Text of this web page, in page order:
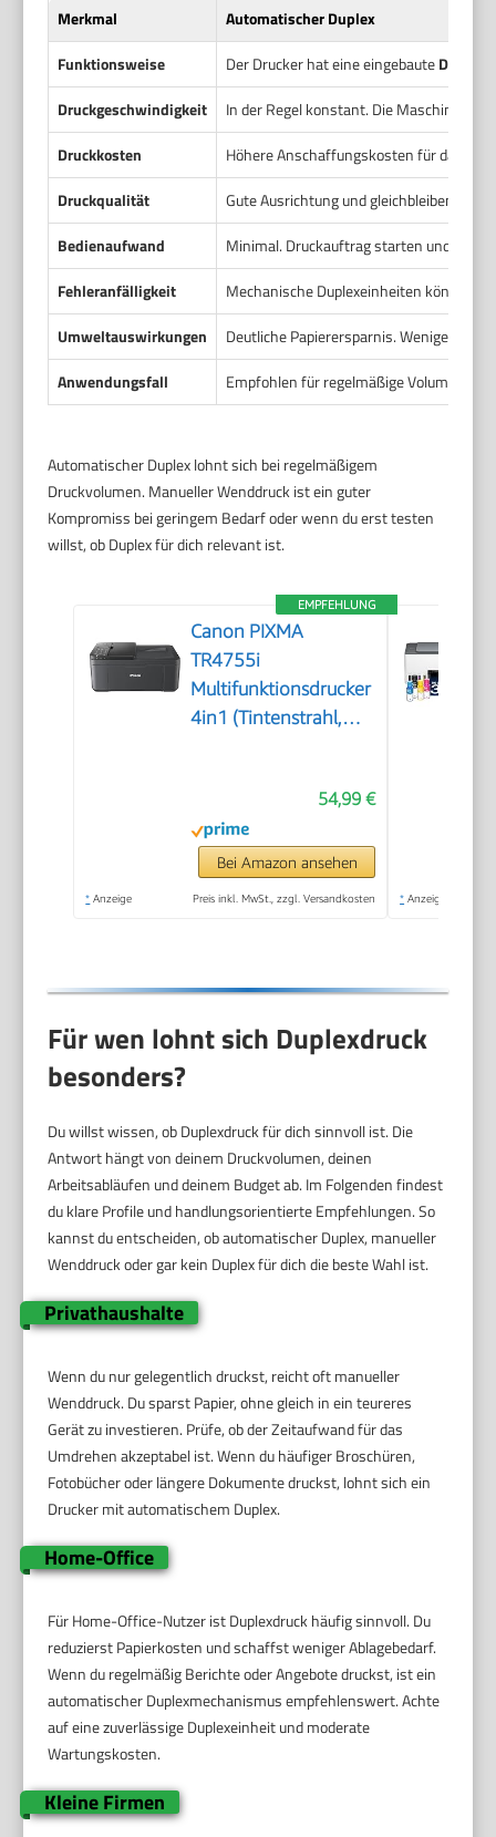
Merkmal
Automatischer Duplex
Funktionsweise
Der Drucker hat eine eingebaute
Druckgeschwindigkeit
In der Regel konstant. Die Maschine
Druckkosten
Höhere Anschaffungskosten für das
Druckqualität
Gute Ausrichtung und gleichbleibende
Bedienaufwand
Minimal. Druckauftrag starten und
Fehleranfälligkeit
Mechanische Duplexeinheiten können
Umweltauswirkungen
Deutliche Papierersparnis. Weniger
Anwendungsfall
Empfohlen für regelmäßige
Automatischer Duplex lohnt sich bei regelmäßigem
Druckvolumen. Manueller Wenddruck ist ein guter
Kompromiss bei geringem Bedarf oder wenn du erst testen
willst, ob Duplex für dich relevant ist.
EMPFEHLUNG
Canon PIXMA
TR4755i
Multifunktionsdrucker
4in1 (Tintenstrahl,
WLAN, Apple AirPrint,
20 Blatt ADF,
Duplexdruck,
kompatibel mit Pixma
54,99 €
Bei Amazon ansehen
* Anzeige Preis inkl. MwSt., zzgl. Versandkosten * Anzeige
Für wen lohnt sich Duplexdruck
besonders?
Du willst wissen, ob Duplexdruck für dich sinnvoll ist. Die
Antwort hängt von deinem Druckvolumen, deinen
Arbeitsabläufen und deinem Budget ab. Im Folgenden findest
du klare Profile und handlungsorientierte Empfehlungen. So
kannst du entscheiden, ob automatischer Duplex, manueller
Wenddruck oder gar kein Duplex für dich die beste Wahl ist.
Privathaushalte
Wenn du nur gelegentlich druckst, reicht oft manueller
Wenddruck. Du sparst Papier, ohne gleich in ein teureres
Gerät zu investieren. Prüfe, ob der Zeitaufwand für das
Umdrehen akzeptabel ist. Wenn du häufiger Broschüren,
Fotobücher oder längere Dokumente druckst, lohnt sich ein
Drucker mit automatischem Duplex.
Home-Office
Für Home-Office-Nutzer ist Duplexdruck häufig sinnvoll. Du
reduzierst Papierkosten und schaffst weniger Ablagebedarf.
Wenn du regelmäßig Berichte oder Angebote druckst, ist ein
automatischer Duplexmechanismus empfehlenswert. Achte
auf eine zuverlässige Duplexeinheit und moderate
Wartungskosten.
Kleine Firmen